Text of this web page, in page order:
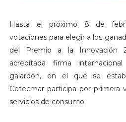
Hasta el próximo 8 de
votaciones para elegir a los
del Premio a la Innovación
acreditada firma
galardón, en el que se
Cotecmar participa por primera
servicios de consumo.